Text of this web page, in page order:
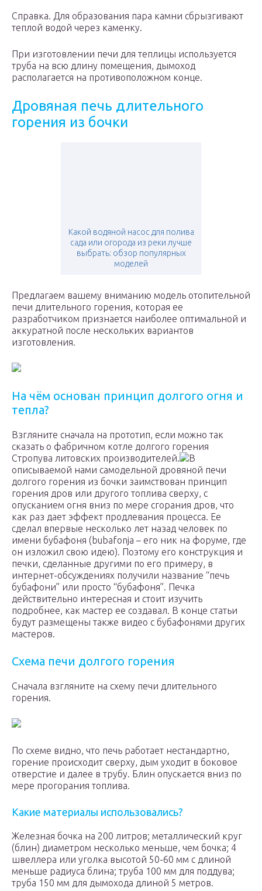
Справка. Для образования пара камни сбрызгивают
теплой водой через каменку.
При изготовлении печи для теплицы используется
труба на всю длину помещения, дымоход
располагается на противоположном конце.
Дровяная печь длительного
горения из бочки
Какой водяной насос для полива
сада или огорода из реки лучше
выбрать: обзор популярных
моделей
Предлагаем вашему вниманию модель отопительной
печи длительного горения, которая ее
разработчиком признается наиболее оптимальной и
аккуратной после нескольких вариантов
изготовления.
На чём основан принцип долгого огня и
тепла?
Взгляните сначала на прототип, если можно так
сказать о фабричном котле долгого горения
Стропува литовских производителей.
В
описываемой нами самодельной дровяной печи
долгого горения из бочки заимствован принцип
горения дров или другого топлива сверху, с
опусканием огня вниз по мере сгорания дров, что
как раз дает эффект продлевания процесса. Ее
сделал впервые несколько лет назад человек по
имени бубафоня (bubafonja – его ник на форуме, где
он изложил свою идею). Поэтому его конструкция и
печки, сделанные другими по его примеру, в
интернет-обсуждениях получили название “печь
бубафони” или просто “бубафоня”. Печка
действительно интересная и стоит изучить
подробнее, как мастер ее создавал. В конце статьи
будут размещены также видео с бубафонями других
мастеров.
Схема печи долгого горения
Сначала взгляните на схему печи длительного
горения.
По схеме видно, что печь работает нестандартно,
горение происходит сверху, дым уходит в боковое
отверстие и далее в трубу. Блин опускается вниз по
мере прогорания топлива.
Какие материалы использовались?
Железная бочка на 200 литров; металлический круг
(блин) диаметром несколько меньше, чем бочка; 4
швеллера или уголка высотой 50-60 мм с длиной
меньше радиуса блина; труба 100 мм для поддува;
труба 150 мм для дымохода длиной 5 метров.